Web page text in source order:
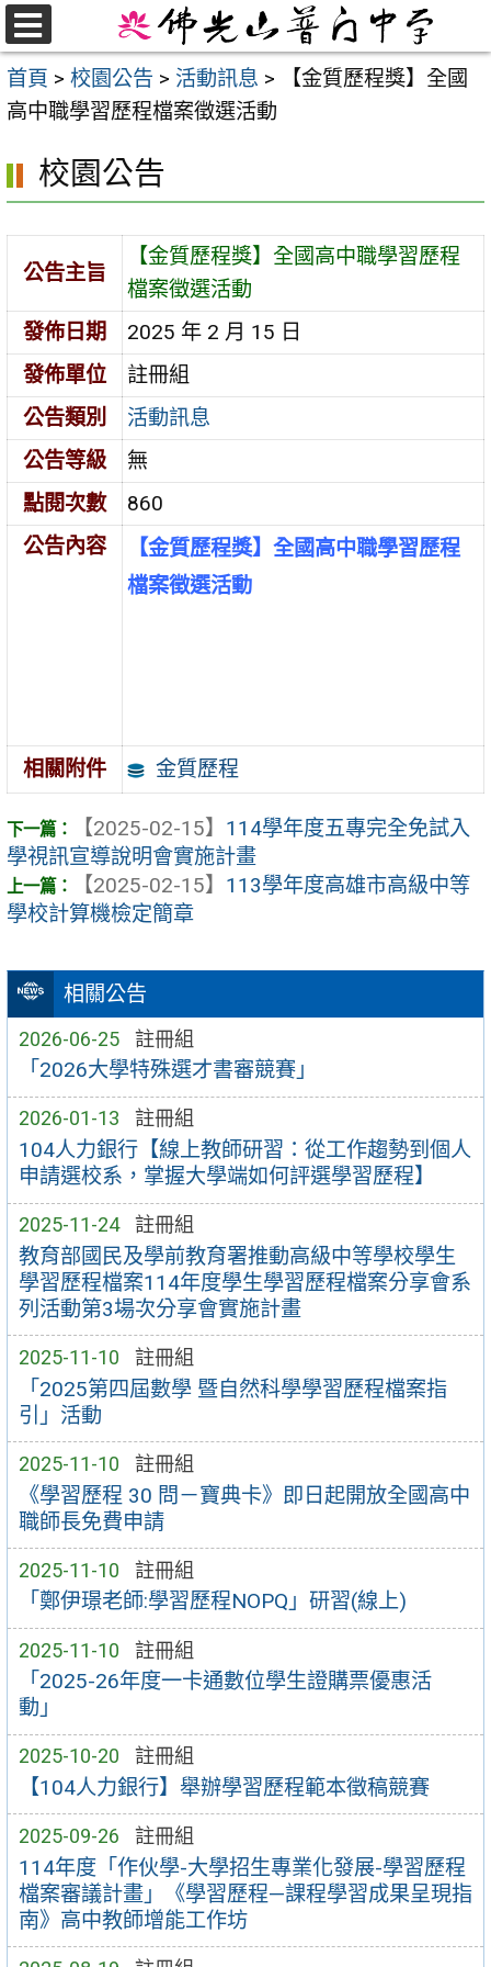
跳
至
主
要
首頁 > 校園公告 > 活動訊息 >
【金質歷程獎】全國
高中職學習歷程檔案徵選活動
相關公告
2026-06-25 註冊組
「2026大學特殊選才書審競賽」
2026-01-13 註冊組
104人力銀行【線上教師研習：從工作趨勢到個人
申請選校系，掌握大學端如何評選學習歷程】
2025-11-24 註冊組
教育部國民及學前教育署推動高級中等學校學生
學習歷程檔案114年度學生學習歷程檔案分享會系
列活動第3場次分享會實施計畫
2025-11-10 註冊組
「2025第四屆數學 暨自然科學學習歷程檔案指
引」活動
2025-11-10 註冊組
《學習歷程 30 問－寶典卡》即日起開放全國高中
職師長免費申請
2025-11-10 註冊組
「鄭伊璟老師:學習歷程NOPQ」研習(線上)
2025-11-10 註冊組
「2025-26年度一卡通數位學生證購票優惠活
動」
2025-10-20 註冊組
【104人力銀行】舉辦學習歷程範本徵稿競賽
2025-09-26 註冊組
114年度「作伙學-大學招生專業化發展-學習歷程
檔案審議計畫」《學習歷程—課程學習成果呈現指
南》高中教師增能工作坊
校園公告
公告主旨
【金質歷程獎】全國高中職學習歷程
檔案徵選活動
發佈日期
2025 年 2 月 15 日
發佈單位
註冊組
公告類別
活動訊息
公告等級
無
點閱次數
860
公告內容
【金質歷程獎】全國高中職學習歷程
檔案徵選活動
相關附件 金質歷程
【2025-02-15】 114學年度五專完全免試入
學視訊宣導說明會實施計畫
【2025-02-15】 113學年度高雄市高級中等
學校計算機檢定簡章
選
單